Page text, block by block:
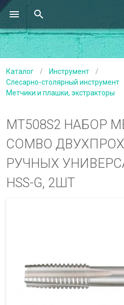
Каталог / Инструмент
/
Слесарно-столярный инструмент
Метчики и плашки, экстракторы
MT508S2 НАБОР
COMBO
РУЧНЫХ
HSS-G, 2ШТ